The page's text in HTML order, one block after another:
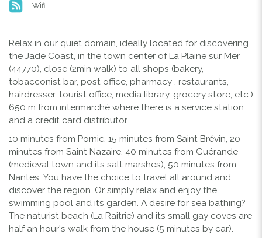
Wifi
Relax in our quiet domain, ideally located for discovering
the Jade Coast, in the town center of La Plaine sur Mer
(44770), close (2min walk) to all shops (bakery,
tobacconist bar, post office, pharmacy , restaurants,
hairdresser, tourist office, media library, grocery store, etc.)
650 m from intermarché where there is a service station
and a credit card distributor.
10 minutes from Pornic, 15 minutes from Saint Brévin, 20
minutes from Saint Nazaire, 40 minutes from Guérande
(medieval town and its salt marshes), 50 minutes from
Nantes. You have the choice to travel all around and
discover the region. Or simply relax and enjoy the
swimming pool and its garden. A desire for sea bathing?
The naturist beach (La Raitrie) and its small gay coves are
half an hour's walk from the house (5 minutes by car).